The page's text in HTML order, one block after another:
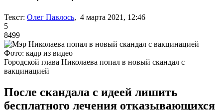
Текст: Олег Павлось, 4 марта 2021, 12:46
5
8499
Фото: кадр из видео
Городской глава Николаева попал в новый скандал с
вакцинацией
После скандала с идеей лишить
бесплатного лечения отказывающихся